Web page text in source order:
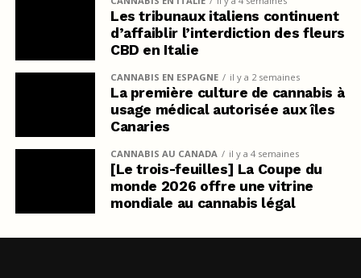
Les tribunaux italiens continuent
d’affaiblir l’interdiction des fleurs
CBD en Italie
CANNABIS EN ESPAGNE il y a 2 semaines
La première culture de cannabis à
usage médical autorisée aux îles
Canaries
CANNABIS AU CANADA il y a 4 semaines
[Le trois-feuilles] La Coupe du
monde 2026 offre une vitrine
mondiale au cannabis légal